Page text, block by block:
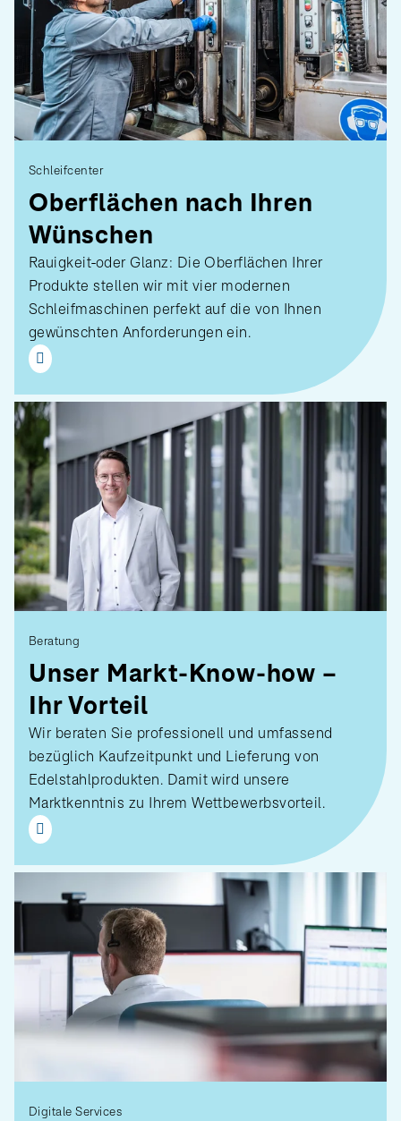
Schleifcenter
Oberflächen nach Ihren
Wünschen
Rauigkeit oder Glanz: Die Oberflächen Ihrer
Produkte stellen wir mit vier modernen
Schleifmaschinen perfekt auf die von Ihnen
gewünschten Anforderungen ein.
Beratung
Unser Markt-Know-how –
Ihr Vorteil
Wir beraten Sie professionell und umfassend
bezüglich Kaufzeitpunkt und Lieferung von
Edelstahlprodukten. Damit wird unsere
Marktkenntnis zu Ihrem Wettbewerbsvorteil.
Digitale Services